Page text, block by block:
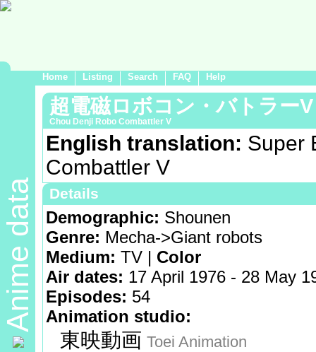
Home Listing Search FAQ Help
Anime data
超電磁ロボコン・バトラーV
Chou Denji Robo Combattler V
English translation: Super
Combattler V
Details
Demographic: Shounen
Genre: Mecha->Giant robots
Medium: TV | Color
Air dates: 17 April 1976 - 28 May
Episodes: 54
Animation studio:
東映動画 Toei Animation